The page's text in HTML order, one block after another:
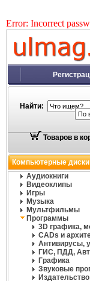
Error: Incorrect
Найти:
Товаров в
Компьютерные диски
Аудиокниги
Видеоклипы
Игры
Музыка
Мультфильмы
Программы
3D графика,
CADs и
Антивирусы,
ГИС, ПДД,
Графика
Звуковые